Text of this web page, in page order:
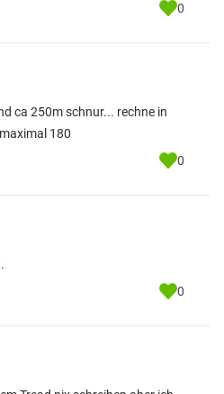
0
ca 250m schnur... rechne in
180
0
0